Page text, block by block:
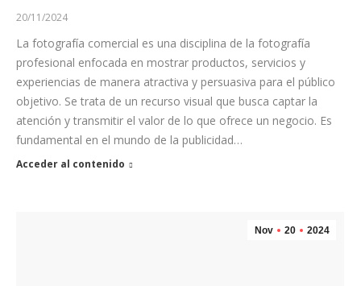
20/11/2024
La fotografía comercial es una disciplina de la fotografía
profesional enfocada en mostrar productos, servicios y
experiencias de manera atractiva y persuasiva para el público
objetivo. Se trata de un recurso visual que busca captar la
atención y transmitir el valor de lo que ofrece un negocio. Es
fundamental en el mundo de la publicidad…
Acceder al contenido
Nov 20 2024